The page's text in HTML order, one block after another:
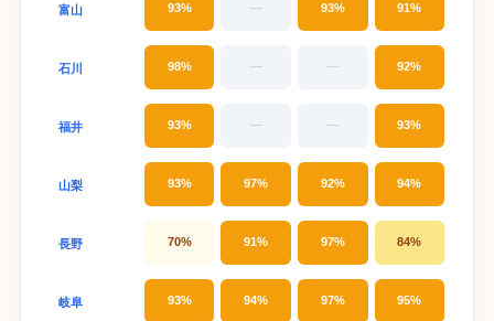
富山 93% — 93% 91%
石川 98% — — 92%
福井 93% — — 93%
山梨 93% 97% 92% 94%
長野 70% 91% 97% 84%
岐阜 93% 94% 97% 95%